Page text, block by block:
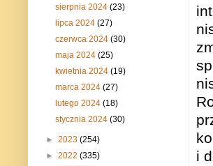
i
sierpnia 2024(23)
lipca 2024(27)
czerwca 2024(30)
maja 2024(25)
kwietnia 2024(19)
marca 2024(27)
lutego 2024(18)
stycznia 2024(30)
► 2023 (254)
► 2022 (335)